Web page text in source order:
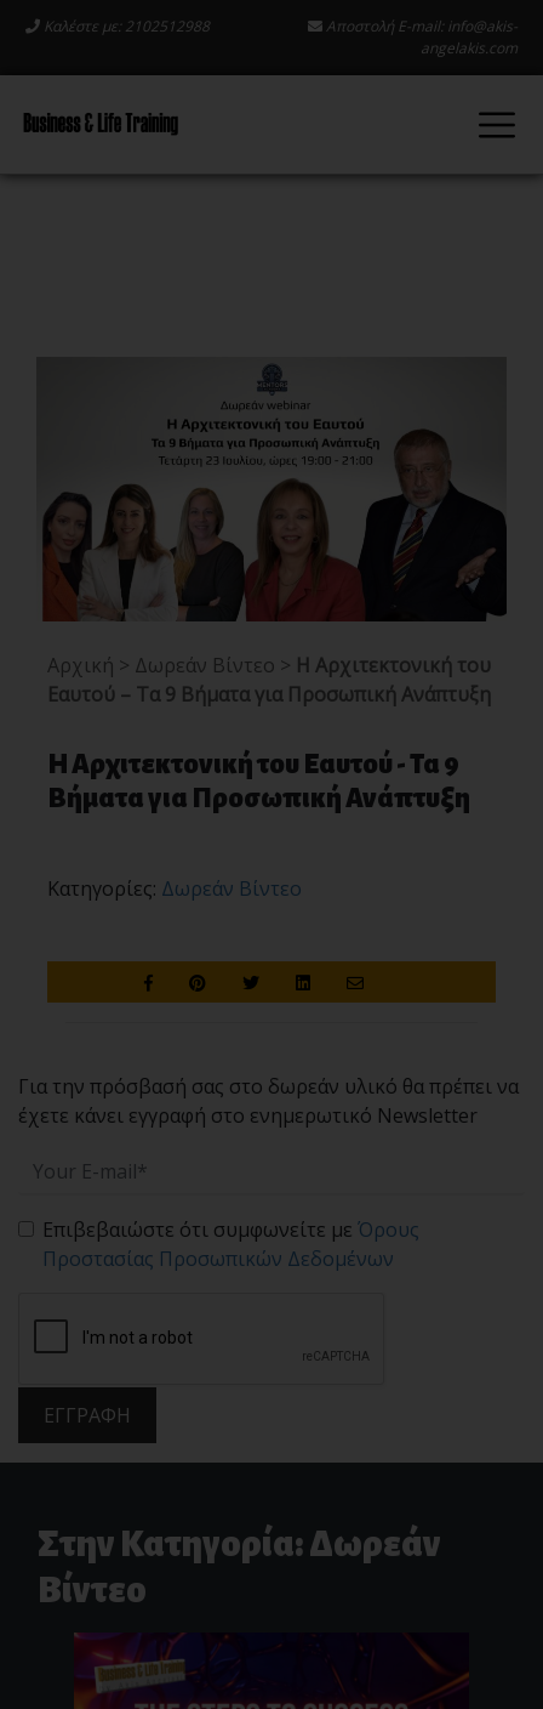
Καλέστε με: 2102512988 Αποστολή E-mail: info@akis-
angelakis.com
Αρχική > Δωρεάν Βίντεο > Η Αρχιτεκτονική του
Εαυτού – Τα 9 Βήματα για Προσωπική Ανάπτυξη
Η Αρχιτεκτονική του Εαυτού - Τα 9
Βήματα για Προσωπική Ανάπτυξη
Κατηγορίες: Δωρεάν Βίντεο
Για την πρόσβασή σας στο δωρεάν υλικό θα πρέπει να
έχετε κάνει εγγραφή στο ενημερωτικό Newsletter
Επιβεβαιώστε ότι συμφωνείτε με Όρους
Προστασίας Προσωπικών Δεδομένων
ΕΓΓΡΑΦΗ
Στην Κατηγορία: Δωρεάν
Βίντεο